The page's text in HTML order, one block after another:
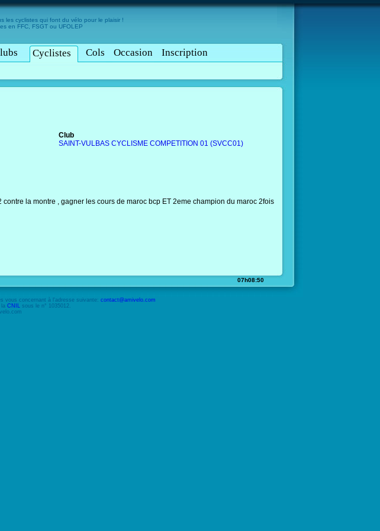
les cyclistes qui font du vélo pour le plaisir !
en FFC, FSGT ou UFOLEP
Cyclistes Cols Occasion Inscription
Club
SAINT-VULBAS CYCLISME COMPETITION 01 (SVCC01)
la montre , gagner les cours de maroc bcp ET 2eme champion du maroc 2fois
07h08:50
vous concernant à l'adresse suivante: contact@amivelo.com
la CNIL sous le n° 1035012.